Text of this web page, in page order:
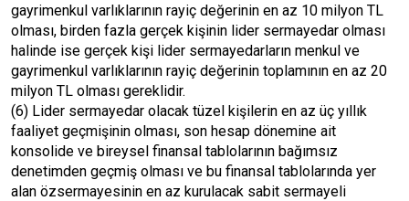
gayrimenkul varlıklarının rayiç değerinin en az 10 milyon TL
olması, birden fazla gerçek kişinin lider sermayedar olması
halinde ise gerçek kişi lider sermayedarların menkul ve
gayrimenkul varlıklarının rayiç değerinin toplamının en az 20
milyon TL olması gereklidir.
(6) Lider sermayedar olacak tüzel kişilerin en az üç yıllık
faaliyet geçmişinin olması, son hesap dönemine ait
konsolide ve bireysel finansal tablolarının bağımsız
denetimden geçmiş olması ve bu finansal tablolarında yer
alan özsermayesinin en az kurulacak sabit sermayeli